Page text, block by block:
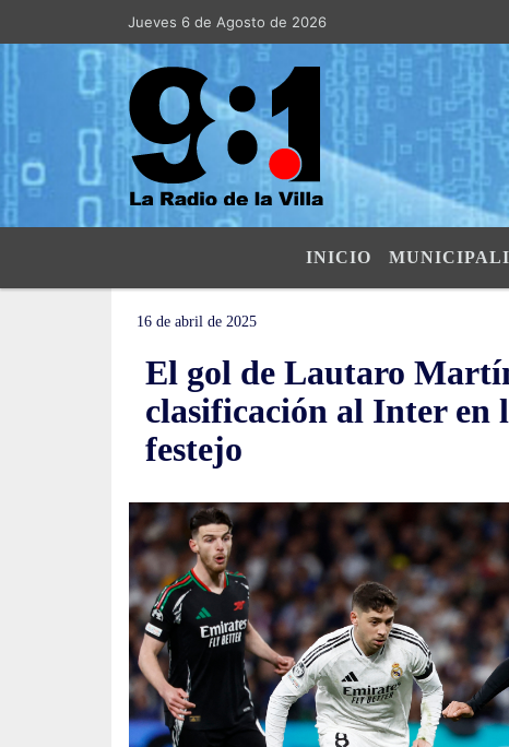
Jueves 6 de Agosto de 2026
Hoy es Jueves 6 de Agosto de 2026 y
INICIO
16 de abril de 2025
El gol de Lautaro
clasificación al Inter en
festejo